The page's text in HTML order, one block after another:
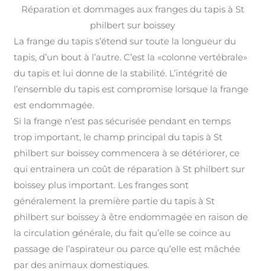
Réparation et dommages aux franges du tapis à St
philbert sur boissey
La frange du tapis s’étend sur toute la longueur du
tapis, d’un bout à l’autre. C’est la «colonne vertébrale»
du tapis et lui donne de la stabilité. L’intégrité de
l’ensemble du tapis est compromise lorsque la frange
est endommagée.
Si la frange n’est pas sécurisée pendant en temps
trop important, le champ principal du tapis à St
philbert sur boissey commencera à se détériorer, ce
qui entrainera un coût de réparation à St philbert sur
boissey plus important. Les franges sont
généralement la première partie du tapis à St
philbert sur boissey à être endommagée en raison de
la circulation générale, du fait qu’elle se coince au
passage de l’aspirateur ou parce qu’elle est mâchée
par des animaux domestiques.